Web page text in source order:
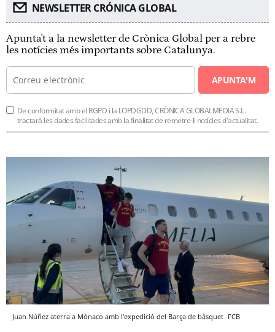
NEWSLETTER CRÓNICA GLOBAL
Apunta't a la newsletter de Crònica Global per a rebre
les notícies més importants sobre Catalunya.
APUNTA'M
De conformitat amb el RGPD i la LOPDGDD, CRÒNICA GLOBALMEDIA S.L.
tractarà les dades facilitades amb la finalitat de remetre-li notícies d'actualitat.
Juan Núñez aterra a Mònaco amb l'expedició del Barça de bàsquet FCB